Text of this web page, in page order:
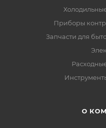
Приборы
Запчасти для
О